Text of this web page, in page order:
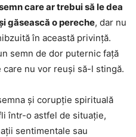
care ar trebui să le dea
găsească o pereche, dar nu
în această privință.
semn de dor puternic față
nu vor reuși să-l stingă.
și corupție spirituală
într-o astfel de situație,
sentimentale sau